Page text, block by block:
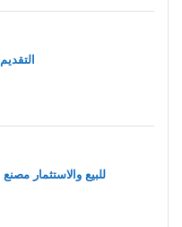
للبيع والاستثمار